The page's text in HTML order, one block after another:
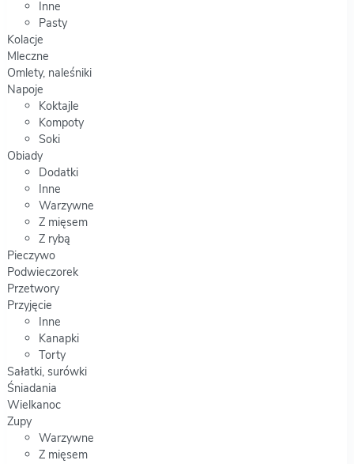
Inne
Pasty
Kolacje
Mleczne
Omlety, naleśniki
Napoje
Koktajle
Kompoty
Soki
Obiady
Dodatki
Inne
Warzywne
Z mięsem
Z rybą
Pieczywo
Podwieczorek
Przetwory
Przyjęcie
Inne
Kanapki
Torty
Sałatki, surówki
Śniadania
Wielkanoc
Zupy
Warzywne
Z mięsem